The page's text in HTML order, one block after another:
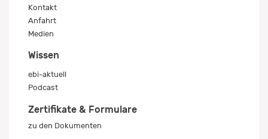
Kontakt
Anfahrt
Medien
Wissen
ebi-aktuell
Podcast
Zertifikate & Formulare
zu den Dokumenten